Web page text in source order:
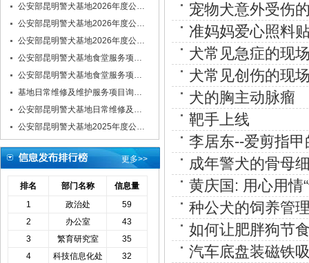
公安部昆明警犬基地2026年度公…
公安部昆明警犬基地2026年度公…
公安部昆明警犬基地2026年度公…
公安部昆明警犬基地食堂服务项…
公安部昆明警犬基地食堂服务项…
基地日常维修及维护服务项目询…
公安部昆明警犬基地日常维修及…
公安部昆明警犬基地2025年度公…
更多>>
排名 部门名称
信息量
1
政治处
59
2
办公室
43
3
繁育研究室
35
4
科技信息化处
32
宠物犬意外受伤
准妈妈爱心照料
犬常见急症的现
犬常见创伤的现
犬的胸主动脉瘤
靶手上线
李居东--爱剪指
成年警犬的骨母
黄庆国: 用心用情
种公犬的饲养管
如何让肥胖狗节
汽车底盘装磁铁